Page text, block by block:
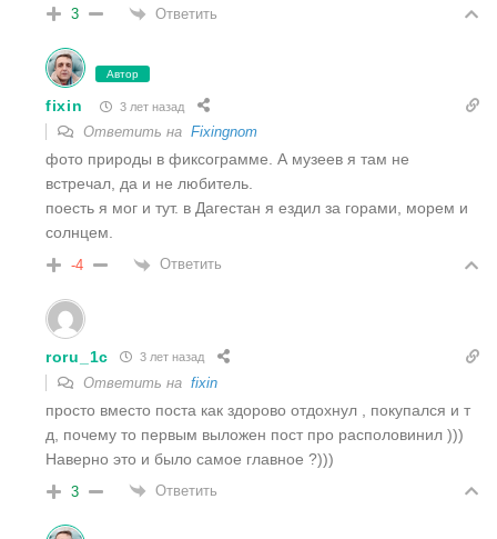
3 Ответить
Автор
fixin 3 лет назад
Ответить на Fixingnom
фото природы в фиксограмме. А музеев я там не
встречал, да и не любитель.
поесть я мог и тут. в Дагестан я ездил за горами, морем и
солнцем.
-4 Ответить
roru_1c 3 лет назад
Ответить на fixin
просто вместо поста как здорово отдохнул , покупался и т
д, почему то первым выложен пост про располовинил )))
Наверно это и было самое главное ?)))
3 Ответить